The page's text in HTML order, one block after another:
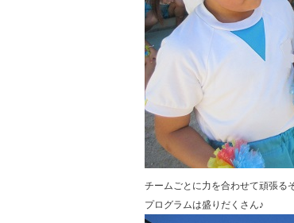
チームごとに力を合わせて頑張る
プログラムは盛りだくさん♪